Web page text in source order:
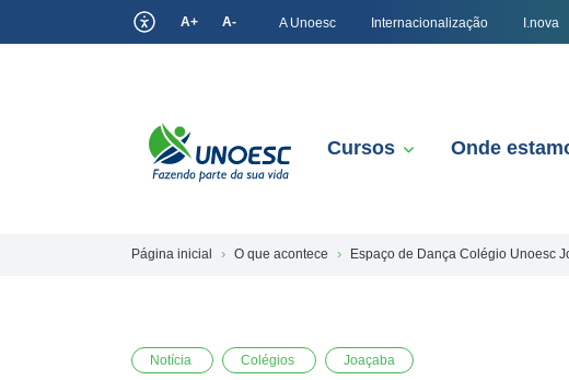
A+ A- A Unoesc Internacionalização I.nova
Cursos Onde
Página inicial O que acontece Espaço de Dança Colégio Unoesc
Notícia Colégios Joaçaba